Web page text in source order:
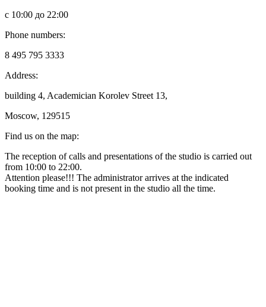
с 10:00 до 22:00
Phone numbers:
8 495 795 3333
Address:
building 4, Academician Korolev Street 13,
Moscow, 129515
Find us on the map:
The reception of calls and presentations of the studio is carried out
from 10:00 to 22:00.
Attention please!!! The administrator arrives at the indicated
booking time and is not present in the studio all the time.